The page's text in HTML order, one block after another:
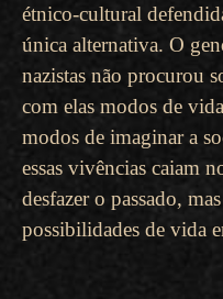
étnico-cultural
única alternativa. O
nazistas não procurou
com elas modos de
modos de imaginar a
essas vivências caiam
desfazer o passado,
possibilidades de vida